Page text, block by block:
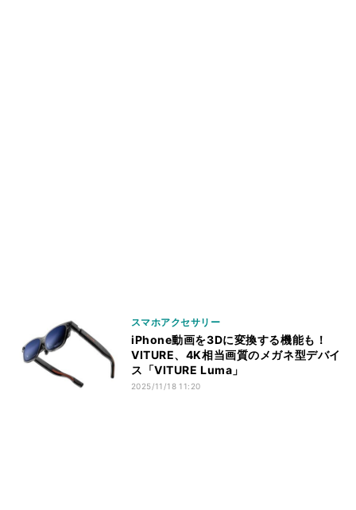
スマホアクセサリー
iPhone動画を3Dに変換する機能も！
VITURE、4K相当画質のメガネ型デバイ
ス「VITURE Luma」
2025/11/18 11:20